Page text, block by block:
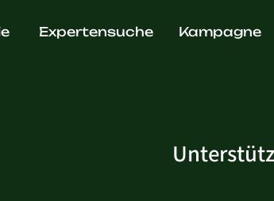
Expertensuche Kampagne